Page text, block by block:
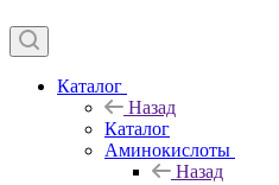
Каталог
Назад
Каталог
Аминокислоты
Назад